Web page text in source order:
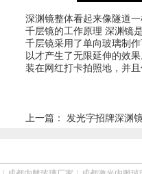
深渊镜整体看起来像隧道
千层镜的工作原理 深渊镜
千层镜采用了单向玻璃制
以才产生了无限延伸的效
装在网红打卡拍照地，并
上一篇： 发光字招牌深渊